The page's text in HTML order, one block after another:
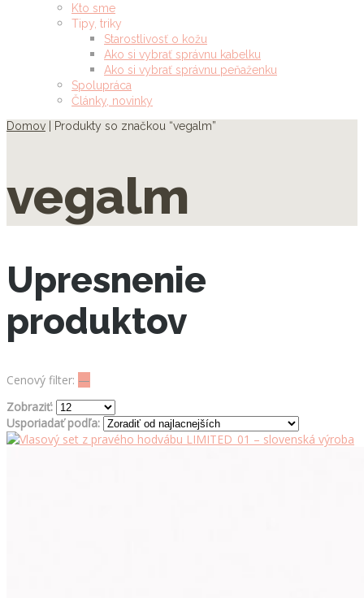
Kto sme
Tipy, triky
Starostlivosť o kožu
Ako si vybrať správnu kabelku
Ako si vybrať správnu peňaženku
Spolupráca
Články, novinky
Domov | Produkty so značkou “vegalm”
vegalm
Upresnenie
produktov
Cenový filter: —
Zobraziť:
Usporiadať podľa: